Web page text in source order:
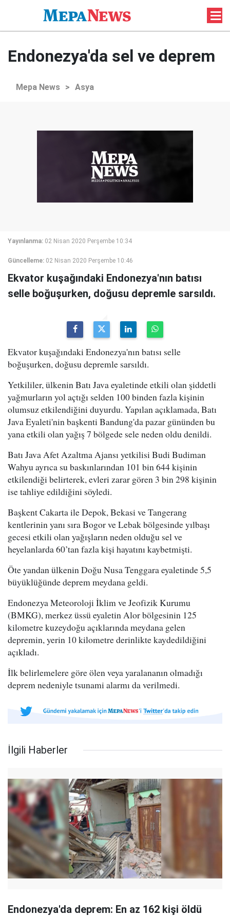
Endonezya'da sel ve deprem
Mepa News > Asya
Yayınlanma: 02 Nisan 2020 Perşembe 10:34
Güncelleme: 02 Nisan 2020 Perşembe 10:46
Ekvator kuşağındaki Endonezya'nın batısı
selle boğuşurken, doğusu depremle sarsıldı.
Ekvator kuşağındaki Endonezya'nın batısı selle
boğuşurken, doğusu depremle sarsıldı.
Yetkililer, ülkenin Batı Java eyaletinde etkili olan şiddetli
yağmurların yol açtığı selden 100 binden fazla kişinin
olumsuz etkilendiğini duyurdu. Yapılan açıklamada, Batı
Java Eyaleti'nin başkenti Bandung'da pazar gününden bu
yana etkili olan yağış 7 bölgede sele neden oldu denildi.
Batı Java Afet Azaltma Ajansı yetkilisi Budi Budiman
Wahyu ayrıca su baskınlarından 101 bin 644 kişinin
etkilendiği belirterek, evleri zarar gören 3 bin 298 kişinin
ise tahliye edildiğini söyledi.
Başkent Cakarta ile Depok, Bekasi ve Tangerang
kentlerinin yanı sıra Bogor ve Lebak bölgesinde yılbaşı
gecesi etkili olan yağışların neden olduğu sel ve
heyelanlarda 60’tan fazla kişi hayatını kaybetmişti.
Öte yandan ülkenin Doğu Nusa Tenggara eyaletinde 5,5
büyüklüğünde deprem meydana geldi.
Endonezya Meteoroloji İklim ve Jeofizik Kurumu
(BMKG), merkez üssü eyaletin Alor bölgesinin 125
kilometre kuzeydoğu açıklarında meydana gelen
depremin, yerin 10 kilometre derinlikte kaydedildiğini
açıkladı.
İlk belirlemelere göre ölen veya yaralananın olmadığı
deprem nedeniyle tsunami alarmı da verilmedi.
İlgili Haberler
E ndonezya'da deprem: En az 162 kişi öldü